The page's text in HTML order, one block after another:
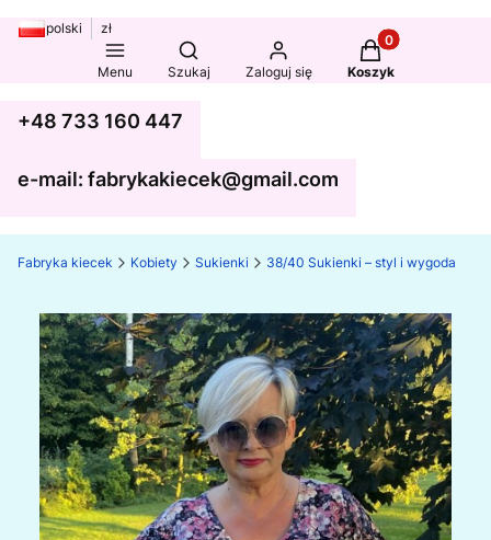
polski zł
Menu
Otwórz wyszukiwarkę
Szukaj Zaloguj się
Produkty w
Koszyk
+48 733 160 447
e-mail: fabrykakiecek@gmail.com
Fabryka kiecek Kobiety Sukienki 38/40 Sukienki – styl i wygoda